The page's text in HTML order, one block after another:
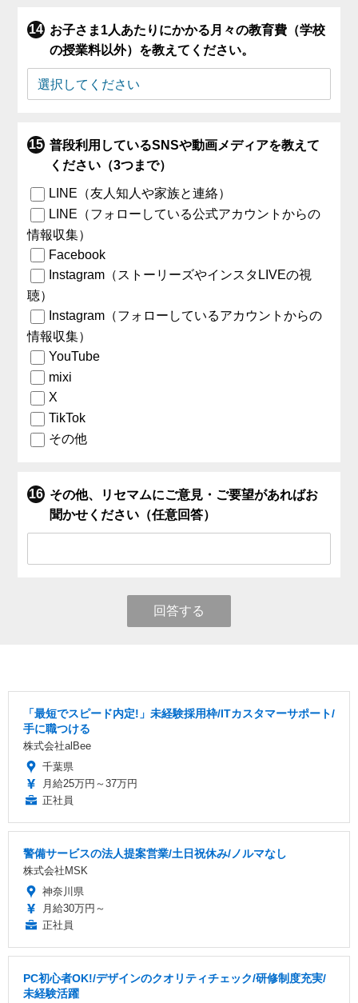
お子さま1人あたりにかかる月々の教育費（学校
の授業料以外）を教えてください。
普段利用しているSNSや動画メディアを教えて
ください（3つまで）
LINE（友人知人や家族と連絡）
LINE（フォローしている公式アカウントからの
情報収集）
Facebook
Instagram（ストーリーズやインスタLIVEの視
聴）
Instagram（フォローしているアカウントからの
情報収集）
YouTube
mixi
X
TikTok
その他
その他、リセマムにご意見・ご要望があればお
聞かせください（任意回答）
回答する
「最短でスピード内定!」未経験採用枠/ITカスタマーサポート/
手に職つける
株式会社alBee
千葉県
月給25万円～37万円
正社員
警備サービスの法人提案営業/土日祝休み/ノルマなし
株式会社MSK
神奈川県
月給30万円～
正社員
PC初心者OK!/デザインのクオリティチェック/研修制度充実/
未経験活躍